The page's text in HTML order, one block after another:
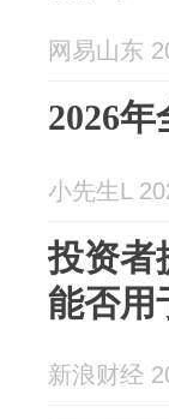
网易山东
2026
小先生L
投资者
能否用
新浪财经